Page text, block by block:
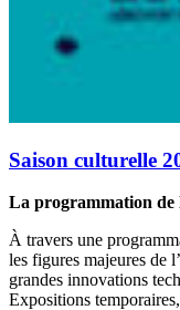
Saison culturelle
La programmation de
À travers une
les figures majeures de
grandes innovations
Expositions